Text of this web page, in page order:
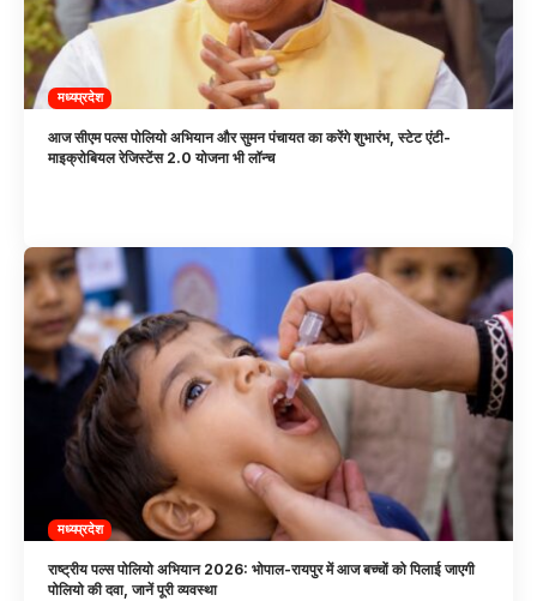
मध्यप्रदेश
आज सीएम पल्स पोलियो अभियान और सुमन पंचायत का करेंगे शुभारंभ, स्टेट एंटी-
माइक्रोबियल रेजिस्टेंस 2.0 योजना भी लॉन्च
मध्यप्रदेश
राष्ट्रीय पल्स पोलियो अभियान 2026: भोपाल-रायपुर में आज बच्चों को पिलाई जाएगी
पोलियो की दवा, जानें पूरी व्यवस्था